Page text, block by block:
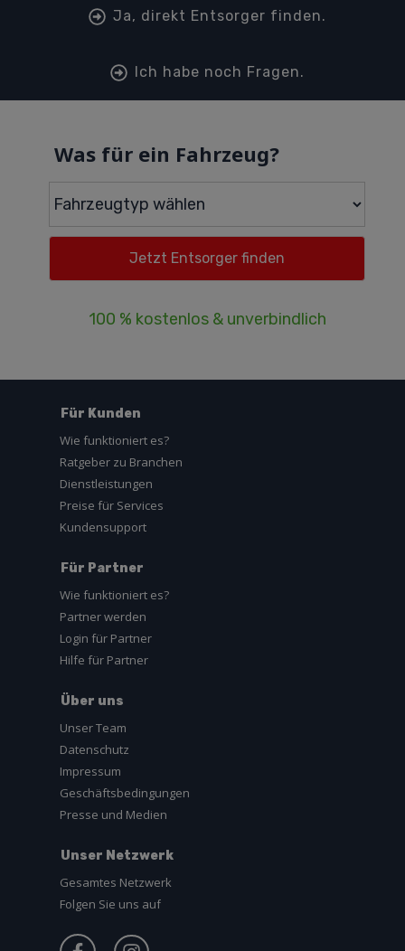
Ja, direkt Entsorger finden.
Ich habe noch Fragen.
Was für ein Fahrzeug?
100 % kostenlos & unverbindlich
Für Kunden
Wie funktioniert es?
Ratgeber zu Branchen
Dienstleistungen
Preise für Services
Kundensupport
Für Partner
Wie funktioniert es?
Partner werden
Login für Partner
Hilfe für Partner
Über uns
Unser Team
Datenschutz
Impressum
Geschäftsbedingungen
Presse und Medien
Unser Netzwerk
Gesamtes Netzwerk
Folgen Sie uns auf